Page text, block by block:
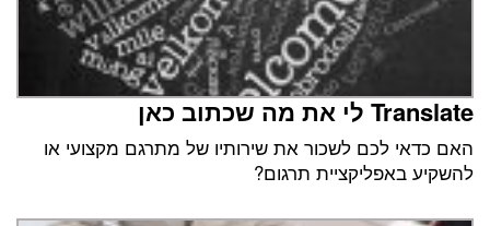
Translate לי את מה שכתוב כאן
האם כדאי לכם לשכור את שירותיו של מתרגם מקצועי או
להשקיע באפליקציית תרגום?